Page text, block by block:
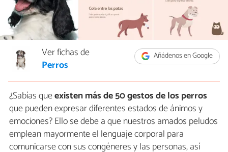
Añádenos en Google
Ver fichas de
Perros
¿Sabías queexisten más de 50 gestos de los perros
que pueden expresar diferentes estados de ánimos y
emociones? Ello se debe a que nuestros amados peludos
emplean mayormente el lenguaje corporal para
comunicarse con sus congéneres y las personas, así